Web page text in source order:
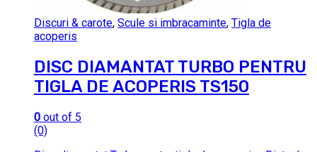
Discuri & carote, Scule si imbracaminte, Tigla de
acoperis
DISC DIAMANTAT TURBO PENTRU
TIGLA DE ACOPERIS TS150
0 out of 5
(0)